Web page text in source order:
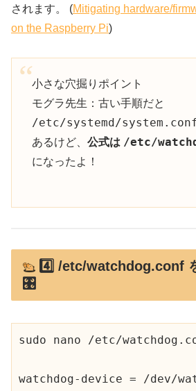
されます。 (Mitigating hardware/
on the Raspberry Pi)
小さな穴掘りポイント
モグラ先生：古い手順だと
/etc/systemd/
あるけど、 公式は /etc/
になったよ！
4️⃣ /etc/watchdog.conf
🎛️
sudo nano /etc/
watchdog-device = /dev/